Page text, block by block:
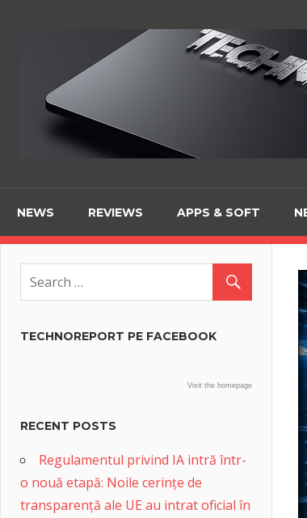
NEWS REVIEWS APPS & SOFT
TECHNOREPORT PE FACEBOOK
Visit the homepage
RECENT POSTS
Regulamentul privind IA intră într-
o nouă etapă: Noile cerințe de
transparență ale UE au intrat oficial în